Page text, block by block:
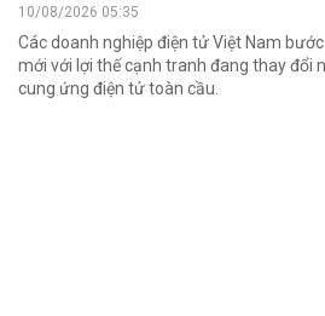
10/08/2026 05:35
Các doanh nghiệp điện tử Việt Nam
mới với lợi thế cạnh tranh đang thay đổi
cung ứng điện tử toàn cầu.